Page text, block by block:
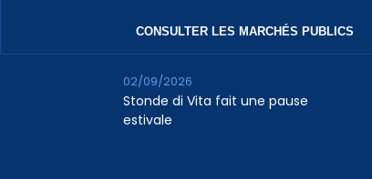
CONSULTER LES MARCHÉS PUBLICS
Stonde di Vita fait une pause
estivale
02/09/2026